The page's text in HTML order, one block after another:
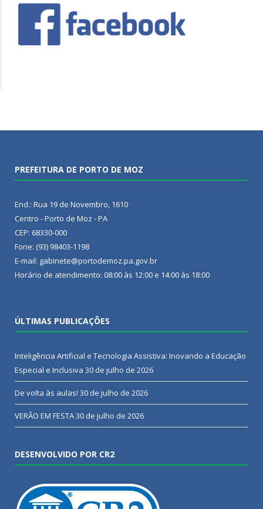
PREFEITURA DE PORTO DE MOZ
End.: Rua 19 de Novembro, 1610
Centro - Porto de Moz - PA
CEP: 68330-000
Fone: (93) 98403-1198
E-mail: gabinete@portodemoz.pa.gov.br
Horário de atendimento: 08:00 às 12:00 e 14:00 às 18:00
ÚLTIMAS PUBLICAÇÕES
Inteligência Artificial e Tecnologia Assistiva: Inovando a Educação
Especial e Inclusiva 30 de julho de 2026
De volta às aulas! 30 de julho de 2026
VERÃO EM FESTA30 de julho de 2026
DESENVOLVIDO POR CR2